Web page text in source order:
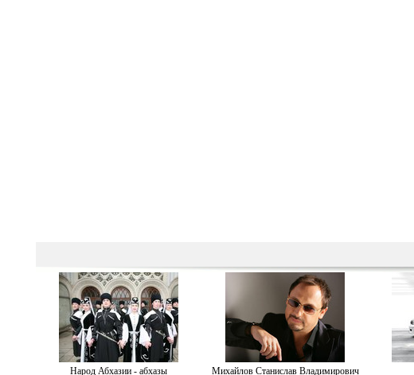
Народ Абхазии - абхазы Михайлов Станислав Владимирович